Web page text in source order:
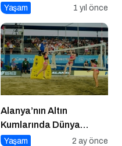
Beslenme
Yaşam 1 yıl önce
Alanya’nın Altın
Kumlarında Dünya
Sahnesi
Yaşam 2 ay önce